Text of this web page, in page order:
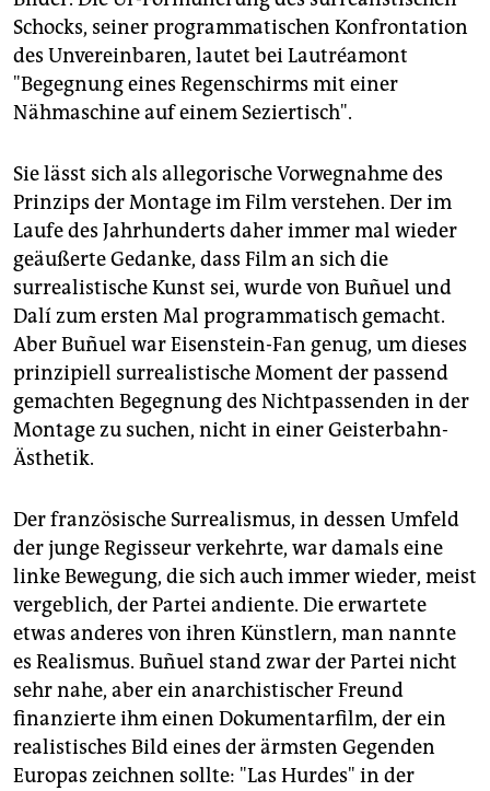
Schocks, seiner programmatischen Konfrontation
des Unvereinbaren, lautet bei Lautréamont
"Begegnung eines Regenschirms mit einer
Nähmaschine auf einem Seziertisch".
Sie lässt sich als allegorische Vorwegnahme des
Prinzips der Montage im Film verstehen. Der im
Laufe des Jahrhunderts daher immer mal wieder
geäußerte Gedanke, dass Film an sich die
surrealistische Kunst sei, wurde von Buñuel und
Dalí zum ersten Mal programmatisch gemacht.
Aber Buñuel war Eisenstein-Fan genug, um dieses
prinzipiell surrealistische Moment der passend
gemachten Begegnung des Nichtpassenden in der
Montage zu suchen, nicht in einer Geisterbahn-
Ästhetik.
Der französische Surrealismus, in dessen Umfeld
der junge Regisseur verkehrte, war damals eine
linke Bewegung, die sich auch immer wieder, meist
vergeblich, der Partei andiente. Die erwartete
etwas anderes von ihren Künstlern, man nannte
es Realismus. Buñuel stand zwar der Partei nicht
sehr nahe, aber ein anarchistischer Freund
finanzierte ihm einen Dokumentarfilm, der ein
realistisches Bild eines der ärmsten Gegenden
Europas zeichnen sollte: "Las Hurdes" in der